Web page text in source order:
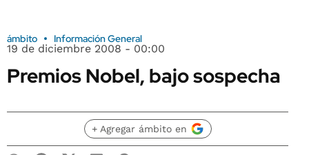
ámbito Información General
19 de diciembre 2008 - 00:00
Premios Nobel, bajo sospecha
+ Agregar ámbito en